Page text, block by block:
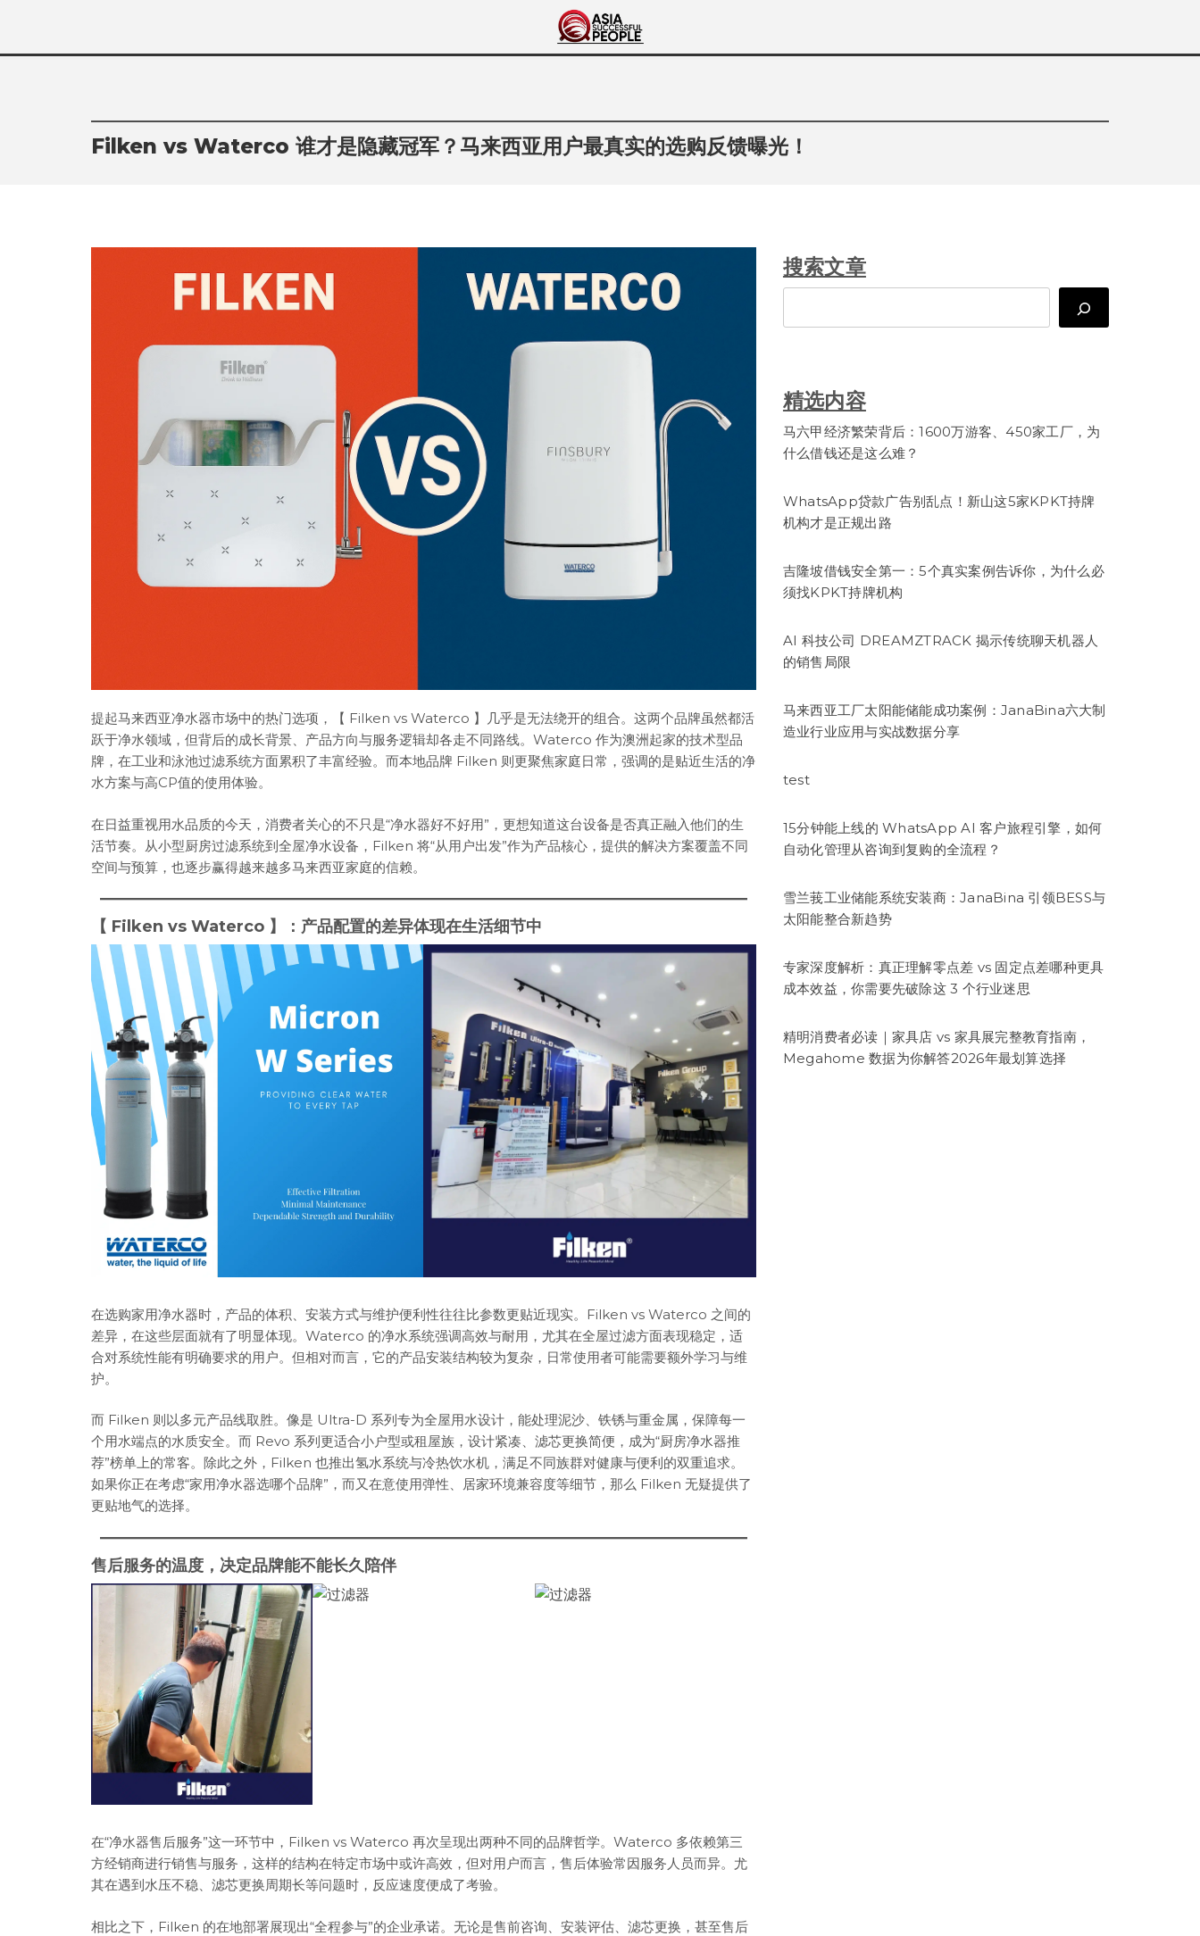
content
Asia Successful
亚洲成功人士的传奇故事
Filken vs Waterco 谁才是隐藏冠军？马来西亚用户最真实的选购反馈曝光！
提起马来西亚净水器市场中的热门选项，【 Filken vs Waterco 】几乎是无法绕开的组合。这两个品牌虽然都活
跃于净水领域，但背后的成长背景、产品方向与服务逻辑却各走不同路线。Waterco 作为澳洲起家的技术型品
牌，在工业和泳池过滤系统方面累积了丰富经验。而本地品牌 Filken 则更聚焦家庭日常，强调的是贴近生活的净
水方案与高CP值的使用体验。
在日益重视用水品质的今天，消费者关心的不只是“净水器好不好用”，更想知道这台设备是否真正融入他们的生
活节奏。从小型厨房过滤系统到全屋净水设备，Filken 将“从用户出发”作为产品核心，提供的解决方案覆盖不同
空间与预算，也逐步赢得越来越多马来西亚家庭的信赖。
【 Filken vs Waterco 】：产品配置的差异体现在生活细节中
在选购家用净水器时，产品的体积、安装方式与维护便利性往往比参数更贴近现实。Filken vs Waterco 之间的
差异，在这些层面就有了明显体现。Waterco 的净水系统强调高效与耐用，尤其在全屋过滤方面表现稳定，适
合对系统性能有明确要求的用户。但相对而言，它的产品安装结构较为复杂，日常使用者可能需要额外学习与维
护。
而 Filken 则以多元产品线取胜。像是 Ultra-D 系列专为全屋用水设计，能处理泥沙、铁锈与重金属，保障每一
个用水端点的水质安全。而 Revo 系列更适合小户型或租屋族，设计紧凑、滤芯更换简便，成为“厨房净水器推
荐”榜单上的常客。除此之外，Filken 也推出氢水系统与冷热饮水机，满足不同族群对健康与便利的双重追求。
如果你正在考虑“家用净水器选哪个品牌”，而又在意使用弹性、居家环境兼容度等细节，那么 Filken 无疑提供了
更贴地气的选择。
售后服务的温度，决定品牌能不能长久陪伴
在“净水器售后服务”这一环节中，Filken vs Waterco 再次呈现出两种不同的品牌哲学。Waterco 多依赖第三
方经销商进行销售与服务，这样的结构在特定市场中或许高效，但对用户而言，售后体验常因服务人员而异。尤
其在遇到水压不稳、滤芯更换周期长等问题时，反应速度便成了考验。
相比之下，Filken 的在地部署展现出“全程参与”的企业承诺。无论是售前咨询、安装评估、滤芯更换，甚至售后
搜索文章
精选内容
马六甲经济繁荣背后：1600万游客、450家工厂，为
什么借钱还是这么难？
WhatsApp贷款广告别乱点！新山这5家KPKT持牌
机构才是正规出路
吉隆坡借钱安全第一：5个真实案例告诉你，为什么必
须找KPKT持牌机构
AI 科技公司 DREAMZTRACK 揭示传统聊天机器人
的销售局限
马来西亚工厂太阳能储能成功案例：JanaBina六大制
造业行业应用与实战数据分享
test
15分钟能上线的 WhatsApp AI 客户旅程引擎，如何
自动化管理从咨询到复购的全流程？
雪兰莪工业储能系统安装商：JanaBina 引领BESS与
太阳能整合新趋势
专家深度解析：真正理解零点差 vs 固定点差哪种更具
成本效益，你需要先破除这 3 个行业迷思
精明消费者必读｜家具店 vs 家具展完整教育指南，
Megahome 数据为你解答2026年最划算选择